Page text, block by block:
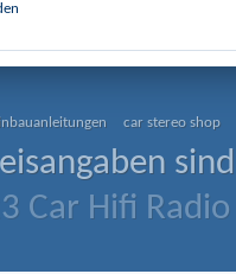
car stereo shop
Car Hifi